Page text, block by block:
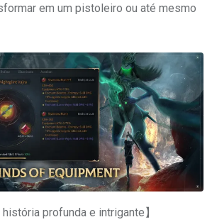
em um pistoleiro ou até mesmo
história profunda e intrigante】